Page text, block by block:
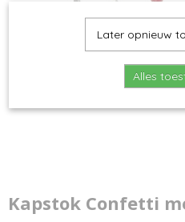
Kapstok Confetti
Later opnieuw
Alles